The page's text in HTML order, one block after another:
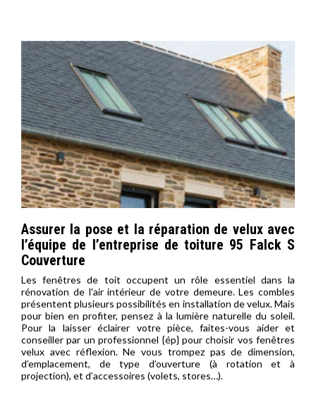
Assurer la pose et la réparation de velux avec
l’équipe de l’entreprise de toiture 95 Falck S
Couverture
Les fenêtres de toit occupent un rôle essentiel dans la
rénovation de l'air intérieur de votre demeure. Les combles
présentent plusieurs possibilités en installation de velux. Mais
pour bien en profiter, pensez à la lumière naturelle du soleil.
Pour la laisser éclairer votre pièce, faites-vous aider et
conseiller par un professionnel {ép} pour choisir vos fenêtres
velux avec réflexion. Ne vous trompez pas de dimension,
d’emplacement, de type d’ouverture (à rotation et à
projection), et d’accessoires (volets, stores…).